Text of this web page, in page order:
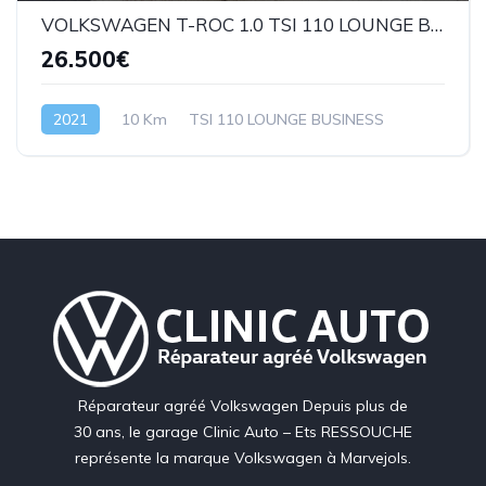
VOLKSWAGEN T-ROC 1.0 TSI 110 LOUNGE BUSINESS
26.500€
2021 10 Km TSI 110 LOUNGE BUSINESS
Réparateur agréé Volkswagen Depuis plus de
30 ans, le garage Clinic Auto – Ets RESSOUCHE
représente la marque Volkswagen à Marvejols.